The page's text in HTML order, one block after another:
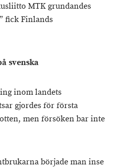
MTK grundandes
fick Finlands
svenska
inom landets
gjordes för första
men försöken bar inte
började man inse